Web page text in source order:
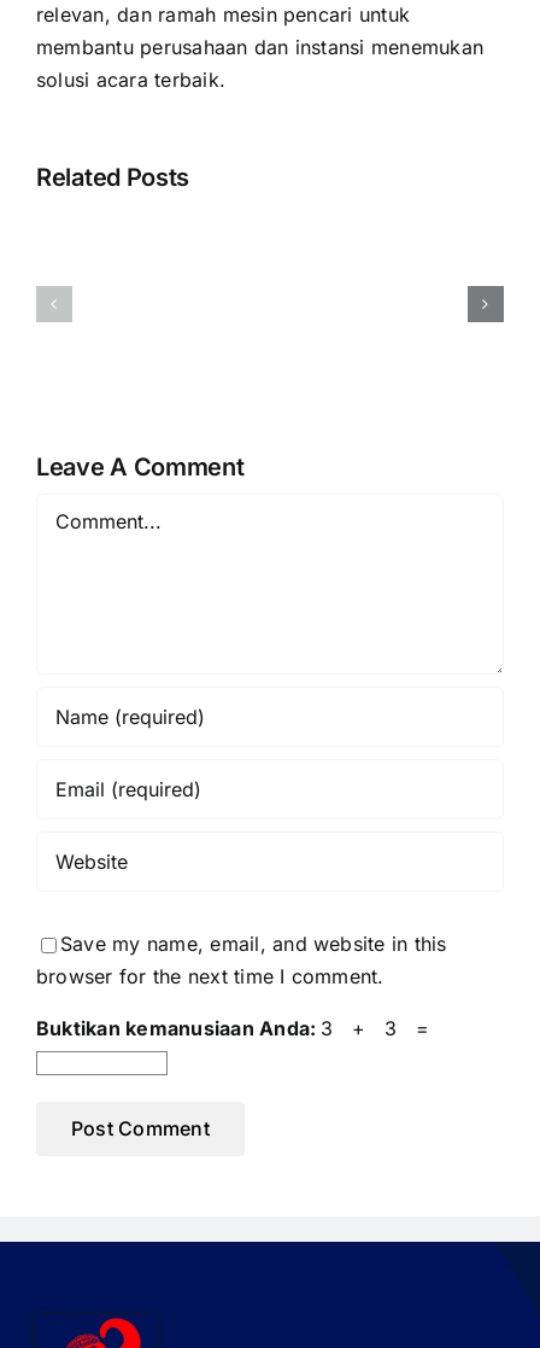
relevan, dan ramah mesin pencari untuk
membantu perusahaan dan instansi menemukan
solusi acara terbaik.
Related Posts
Jakarta
Layanan
Leave A Comment
Save my name, email, and website in this
browser for the next time I comment.
Buktikan kemanusiaan Anda: 3 + 3 =